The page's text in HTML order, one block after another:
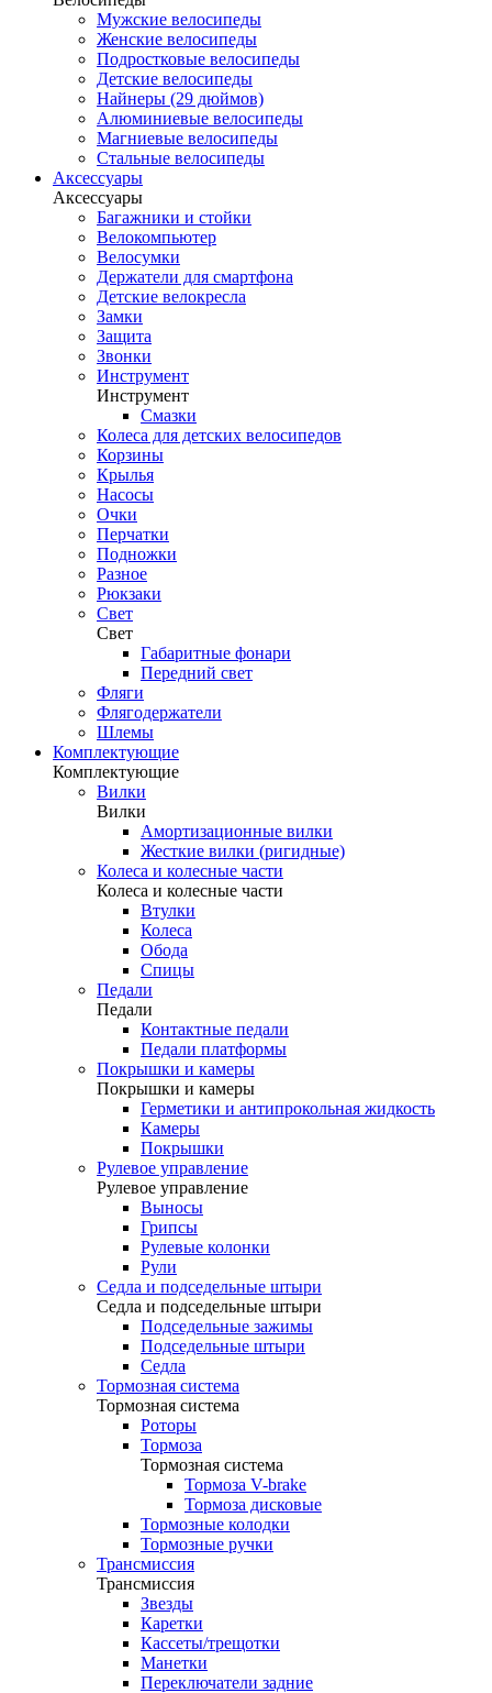
Мужские велосипеды
Женские велосипеды
Подростковые велосипеды
Детские велосипеды
Найнеры (29 дюймов)
Алюминиевые велосипеды
Магниевые велосипеды
Стальные велосипеды
Аксессуары
Аксессуары
Багажники и стойки
Велокомпьютер
Велосумки
Держатели для смартфона
Детские велокресла
Замки
Защита
Звонки
Инструмент
Инструмент
Смазки
Колеса для детских велосипедов
Корзины
Крылья
Насосы
Очки
Перчатки
Подножки
Разное
Рюкзаки
Свет
Свет
Габаритные фонари
Передний свет
Фляги
Флягодержатели
Шлемы
Комплектующие
Комплектующие
Вилки
Вилки
Амортизационные вилки
Жесткие вилки (ригидные)
Колеса и колесные части
Колеса и колесные части
Втулки
Колеса
Обода
Спицы
Педали
Педали
Контактные педали
Педали платформы
Покрышки и камеры
Покрышки и камеры
Герметики и антипрокольная жидкость
Камеры
Покрышки
Рулевое управление
Рулевое управление
Выносы
Грипсы
Рулевые колонки
Рули
Седла и подседельные штыри
Седла и подседельные штыри
Подседельные зажимы
Подседельные штыри
Седла
Тормозная система
Тормозная система
Роторы
Тормоза
Тормозная система
Тормоза V-brake
Тормоза дисковые
Тормозные колодки
Тормозные ручки
Трансмиссия
Трансмиссия
Звезды
Каретки
Кассеты/трещотки
Манетки
Переключатели задние